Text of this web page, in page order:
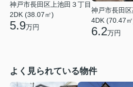
神戸市長田区上池田３丁目
2DK (38.07㎡)
5.9万円
神戸市長田
4DK (70.47
6.2万円
よく見られている物件